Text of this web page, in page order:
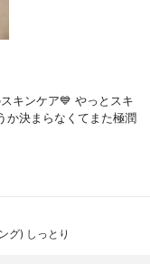
ケア💙 やっとスキ
か決まらなくてまた極潤
グ) しっとり